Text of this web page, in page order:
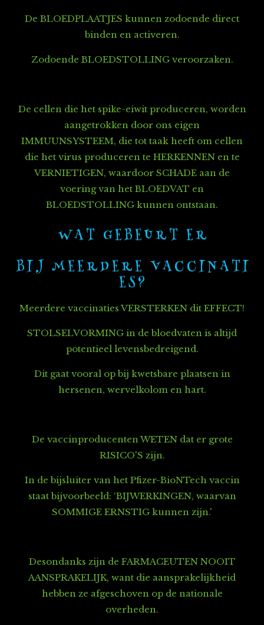
De BLOEDPLAATJES kunnen zodoende direct
binden en activeren.
Zodoende BLOEDSTOLLING veroorzaken.
De cellen die het spike-eiwit produceren, worden
aangetrokken door ons eigen
IMMUUNSYSTEEM, die tot taak heeft om cellen
die het virus produceren te HERKENNEN en te
VERNIETIGEN, waardoor SCHADE aan de
voering van het BLOEDVAT en
BLOEDSTOLLING kunnen ontstaan.
W A T G E B E U R T E R
B I J M E E R D E R E V A C C I N A T I
E S ?
Meerdere vaccinaties VERSTERKEN dit EFFECT!
STOLSELVORMING in de bloedvaten is altijd
potentieel levensbedreigend.
Dit gaat vooral op bij kwetsbare plaatsen in
hersenen, wervelkolom en hart.
De vaccinproducenten WETEN dat er grote
RISICO'S zijn.
In de bijsluiter van het Pfizer-BioNTech vaccin
staat bijvoorbeeld: ‘BIJWERKINGEN, waarvan
SOMMIGE ERNSTIG kunnen zijn.'
Desondanks zijn de FARMACEUTEN NOOIT
AANSPRAKELIJK, want die aansprakelijkheid
hebben ze afgeschoven op de nationale
overheden.